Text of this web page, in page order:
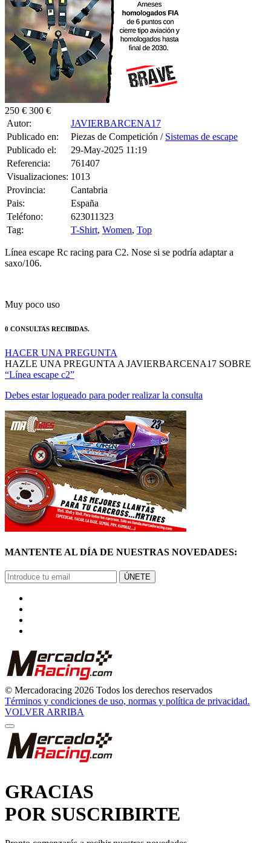
250 €
300 €
Autor:
Publicado en:
Piezas de Competición /
Publicado el:
29-May-2025 11:19
Referencia:
761407
Visualizaciones:
1013
Provincia:
Cantabria
Pais:
España
Teléfono:
623011323
Tag:
T-Shirt ,Women
Línea escape Rc racing para C2. Nose si se podría adaptar a
saxo/106.
HAZLE UNA PREGUNTA A JAVIERBARCENA17 SOBRE
“Línea escape c2”
Debes estar logueado para poder realizar la consulta
© Mercadoracing 2026 Todos los derechos reservados
Términos y condiciones de uso, normas y política de privacidad.
VOLVER ARRIBA
POR SUSCRIBIRTE